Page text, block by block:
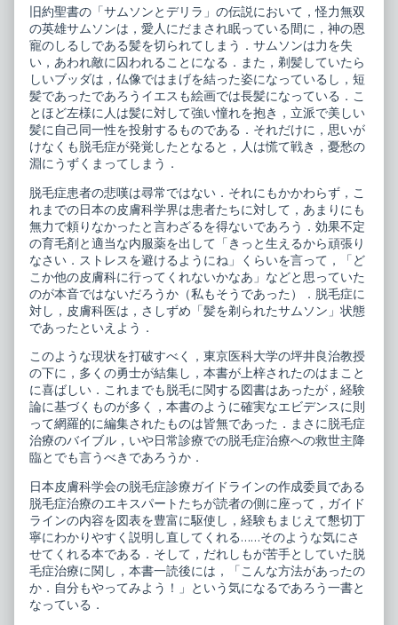
6
脱
毛
症
療
の
新
戦
略
published
on
科
臨
床
ア
セ
ト
6
脱
毛
症
治
療
新
戦
略,
旧約聖書の「サムソンとデリラ」の伝説において，怪力無双
の英雄サムソンは，愛人にだまされ眠っている間に，神の恩
寵のしるしである髪を切られてしまう．サムソンは力を失
い，あわれ敵に囚われることになる．また，剃髪していたら
しいブッダは，仏像ではまげを結った姿になっているし，短
髪であったであろうイエスも絵画では長髪になっている．こ
とほど左様に人は髪に対して強い憧れを抱き，立派で美しい
髪に自己同一性を投射するものである．それだけに，思いが
けなくも脱毛症が発覚したとなると，人は慌て戦き，憂愁の
淵にうずくまってしまう．
脱毛症患者の悲嘆は尋常ではない．それにもかかわらず，こ
れまでの日本の皮膚科学界は患者たちに対して，あまりにも
無力で頼りなかったと言わざるを得ないであろう．効果不定
の育毛剤と適当な内服薬を出して「きっと生えるから頑張り
なさい．ストレスを避けるようにね」くらいを言って，「ど
こか他の皮膚科に行ってくれないかなあ」などと思っていた
のが本音ではないだろうか（私もそうであった）．脱毛症に
対し，皮膚科医は，さしずめ「髪を剃られたサムソン」状態
であったといえよう．
このような現状を打破すべく，東京医科大学の坪井良治教授
の下に，多くの勇士が結集し，本書が上梓されたのはまこと
に喜ばしい．これまでも脱毛に関する図書はあったが，経験
論に基づくものが多く，本書のように確実なエビデンスに則
って網羅的に編集されたものは皆無であった．まさに脱毛症
治療のバイブル，いや日常診療での脱毛症治療への救世主降
臨とでも言うべきであろうか．
日本皮膚科学会の脱毛症診療ガイドラインの作成委員である
脱毛症治療のエキスパートたちが読者の側に座って，ガイド
ラインの内容を図表を豊富に駆使し，経験もまじえて懇切丁
寧にわかりやすく説明し直してくれる……そのような気にさ
せてくれる本である．そして，だれしもが苦手としていた脱
毛症治療に関し，本書一読後には，「こんな方法があったの
か．自分もやってみよう！」という気になるであろう一書と
なっている．